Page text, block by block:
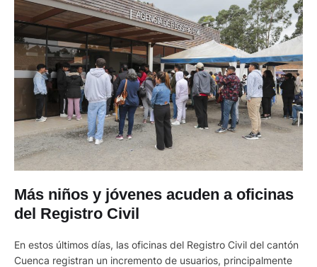
Más niños y jóvenes acuden a oficinas
del Registro Civil
En estos últimos días, las oficinas del Registro Civil del cantón
Cuenca registran un incremento de usuarios, principalmente